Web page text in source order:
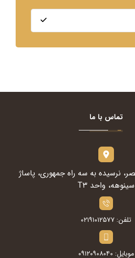
تماس با ما
نرسیده به سه راه جمهوری، پاساژ
سینوهه، واحد T۳
تلفن: ۰۲۱۹۱۰۱۲۵۷۷
موبایل: ۰۹۱۲۰۹۰۸۰۴۰